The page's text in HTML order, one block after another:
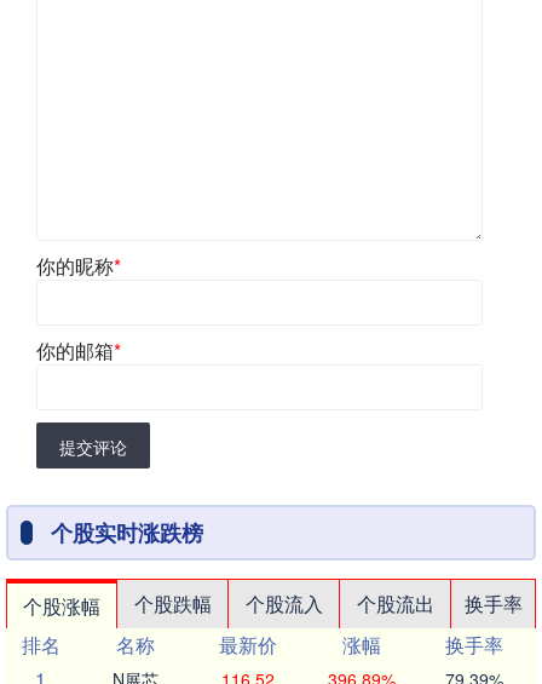
你的昵称*
你的邮箱*
提交评论
个股实时涨跌榜
个股涨幅 个股跌幅 个股流入 个股流出
换手率
排名
名称 最新价 涨幅
换手率